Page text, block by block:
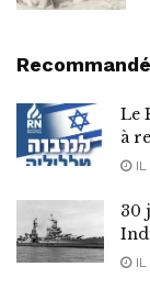
Le
à
IL
30
IL